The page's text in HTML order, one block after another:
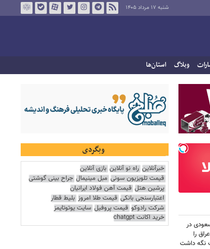
شنبه ۱۷ مرداد ۱۴۰۵
وبلاگ استان‌ها
در
را
نگه داشت
وبگردی
خبرآنلاین راه نو آنلاین بازی آنلاین
قیمت تلویزیون سونی مبل مینیمال جراح بینی گوشتی
پرشین هتل قیمت آهن فولاد ایرانیان
اعتبارسنجی بانکی قیمت طلا امروز بلیط قطار
شرکت رادوکو قیمت پروفیل سایت یوتوتایمز
خرید اکانت chatgpt